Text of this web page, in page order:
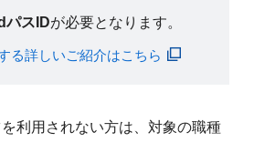
パスIDが必要となります。
る詳しいご紹介はこちら
利用されない方は、対象の職種